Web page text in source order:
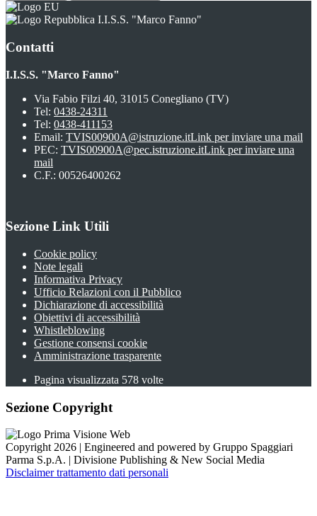
I.I.S.S. "Marco Fanno"
Contatti
I.I.S.S. "Marco Fanno"
Via Fabio Filzi 40, 31015 Conegliano (TV)
Tel: 0438-24311
Tel: 0438-411153
Email: TVIS00900A@istruzione.itLink per inviare una mail
PEC: TVIS00900A@pec.istruzione.itLink per inviare una
mail
C.F.: 00526400262
Sezione Link Utili
Cookie policy
Note legali
Informativa Privacy
Ufficio Relazioni con il Pubblico
Dichiarazione di accessibilità
Obiettivi di accessibilità
Whistleblowing
Gestione consensi cookie
Amministrazione trasparente
Pagina visualizzata 578 volte
Sezione Copyright
Copyright 2026 | Engineered and powered by Gruppo Spaggiari
Parma S.p.A. | Divisione Publishing & New Social Media
Disclaimer trattamento dati personali